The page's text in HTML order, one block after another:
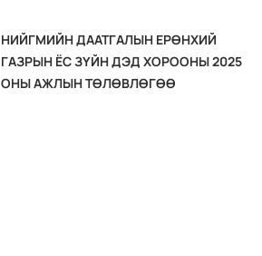
НИЙГМИЙН ДААТГАЛЫН ЕРӨНХИЙ
ГАЗРЫН ЁС ЗҮЙН ДЭД ХОРООНЫ 2025
ОНЫ АЖЛЫН ТӨЛӨВЛӨГӨӨ